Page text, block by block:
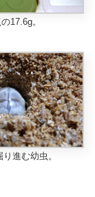
17.6g。
進む幼虫。